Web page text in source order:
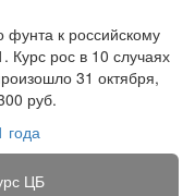
фунта к российскому
Курс рос в 10 случаях
31 октября,
руб.
года
ЦБ